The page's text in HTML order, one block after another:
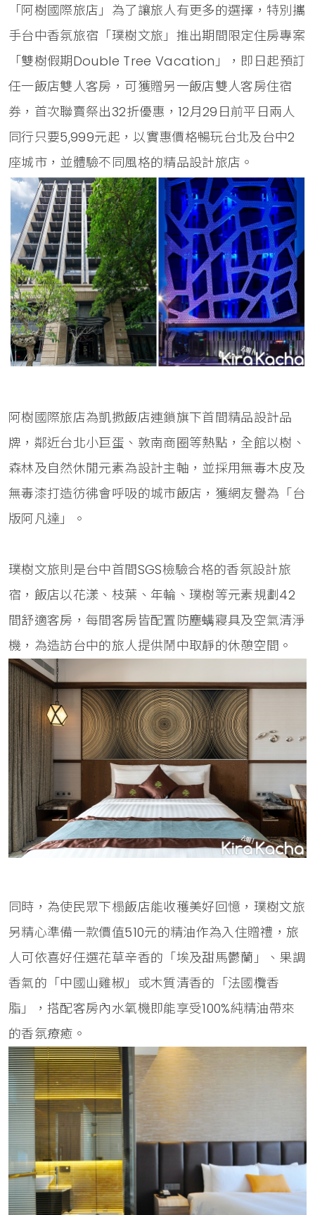
「阿樹國際旅店」為了讓旅人有更多的選擇，特別攜
手台中香氛旅宿「璞樹文旅」推出期間限定住房專案
「雙樹假期Double Tree Vacation」，即日起預訂
任一飯店雙人客房，可獲贈另一飯店雙人客房住宿
券，首次聯賣祭出32折優惠，12月29日前平日兩人
同行只要5,999元起，以實惠價格暢玩台北及台中2
座城市，並體驗不同風格的精品設計旅店。
阿樹國際旅店為凱撒飯店連鎖旗下首間精品設計品
牌，鄰近台北小巨蛋、敦南商圈等熱點，全館以樹、
森林及自然休閒元素為設計主軸，並採用無毒木皮及
無毒漆打造彷彿會呼吸的城市飯店，獲網友譽為「台
版阿凡達」。
璞樹文旅則是台中首間SGS檢驗合格的香氛設計旅
宿，飯店以花漾、枝葉、年輪、璞樹等元素規劃42
間舒適客房，每間客房皆配置防塵螨寢具及空氣清淨
機，為造訪台中的旅人提供鬧中取靜的休憩空間。
同時，為使民眾下榻飯店能收穫美好回憶，璞樹文旅
另精心準備一款價值510元的精油作為入住贈禮，旅
人可依喜好任選花草辛香的「埃及甜馬鬱蘭」、果調
香氣的「中國山雞椒」或木質清香的「法國欖香
脂」，搭配客房內水氧機即能享受100%純精油帶來
的香氛療癒。